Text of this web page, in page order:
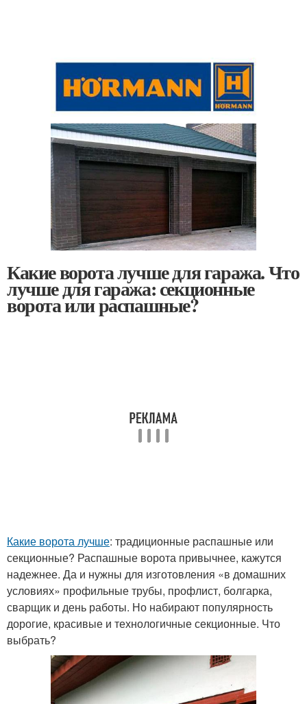
Какие ворота лучше для гаража. Что
лучше для гаража: секционные
ворота или распашные?
Какие ворота лучше: традиционные распашные или
секционные? Распашные ворота привычнее, кажутся
надежнее. Да и нужны для изготовления «в домашних
условиях» профильные трубы, профлист, болгарка,
сварщик и день работы. Но набирают популярность
дорогие, красивые и технологичные секционные. Что
выбрать?